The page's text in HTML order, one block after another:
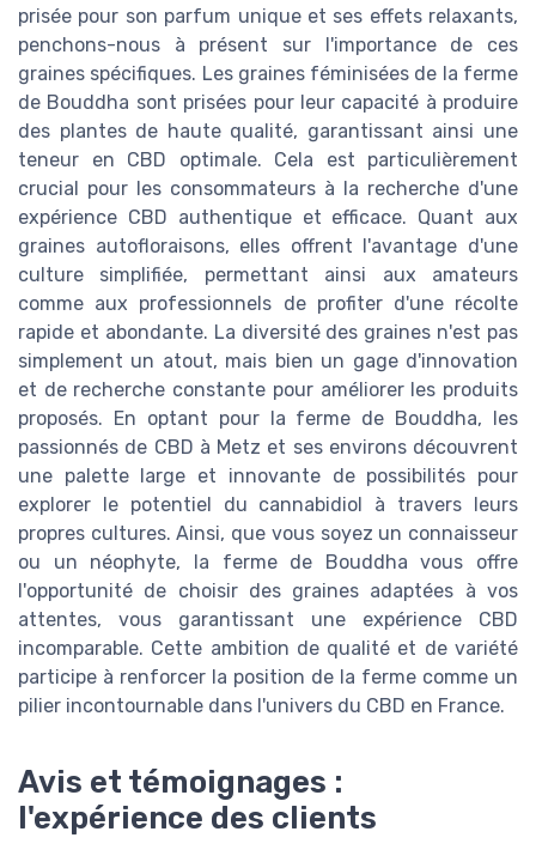
prisée pour son parfum unique et ses effets relaxants,
penchons-nous à présent sur l'importance de ces
graines spécifiques. Les graines féminisées de la ferme
de Bouddha sont prisées pour leur capacité à produire
des plantes de haute qualité, garantissant ainsi une
teneur en CBD optimale. Cela est particulièrement
crucial pour les consommateurs à la recherche d'une
expérience CBD authentique et efficace. Quant aux
graines autofloraisons, elles offrent l'avantage d'une
culture simplifiée, permettant ainsi aux amateurs
comme aux professionnels de profiter d'une récolte
rapide et abondante. La diversité des graines n'est pas
simplement un atout, mais bien un gage d'innovation
et de recherche constante pour améliorer les produits
proposés. En optant pour la ferme de Bouddha, les
passionnés de CBD à Metz et ses environs découvrent
une palette large et innovante de possibilités pour
explorer le potentiel du cannabidiol à travers leurs
propres cultures. Ainsi, que vous soyez un connaisseur
ou un néophyte, la ferme de Bouddha vous offre
l'opportunité de choisir des graines adaptées à vos
attentes, vous garantissant une expérience CBD
incomparable. Cette ambition de qualité et de variété
participe à renforcer la position de la ferme comme un
pilier incontournable dans l'univers du CBD en France.
Avis et témoignages :
l'expérience des clients